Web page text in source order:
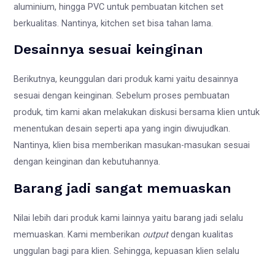
aluminium, hingga PVC untuk pembuatan kitchen set
berkualitas. Nantinya, kitchen set bisa tahan lama.
Desainnya sesuai keinginan
Berikutnya, keunggulan dari produk kami yaitu desainnya
sesuai dengan keinginan. Sebelum proses pembuatan
produk, tim kami akan melakukan diskusi bersama klien untuk
menentukan desain seperti apa yang ingin diwujudkan.
Nantinya, klien bisa memberikan masukan-masukan sesuai
dengan keinginan dan kebutuhannya.
Barang jadi sangat memuaskan
Nilai lebih dari produk kami lainnya yaitu barang jadi selalu
memuaskan. Kami memberikan outputdengan kualitas
unggulan bagi para klien. Sehingga, kepuasan klien selalu